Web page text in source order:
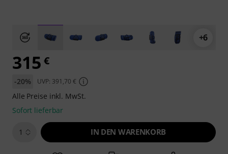
+6
315 €
-20% UVP: 391,70 €
Alle Preise inkl. MwSt.
Sofort lieferbar
1 IN DEN WARENKORB